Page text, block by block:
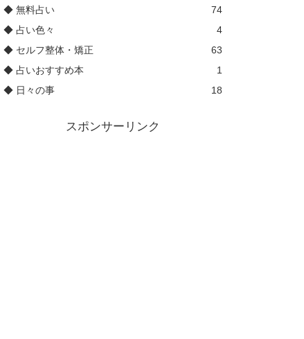
◆ 無料占い
74
◆ 占い色々
4
◆ セルフ整体・矯正
63
◆ 占いおすすめ本
1
◆ 日々の事
18
スポンサーリンク